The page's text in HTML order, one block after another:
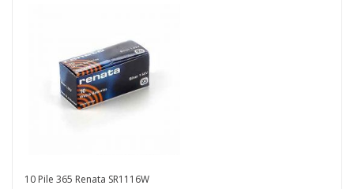
10 Pile 365 Renata SR1116W